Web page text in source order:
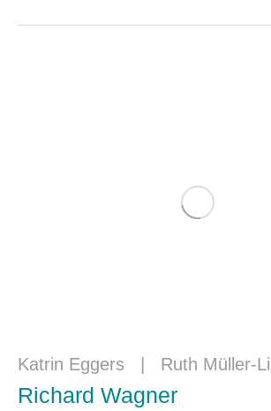
Katrin Eggers | Ruth Müller-
Richard Wagner